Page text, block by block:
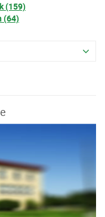
(159)
(64)